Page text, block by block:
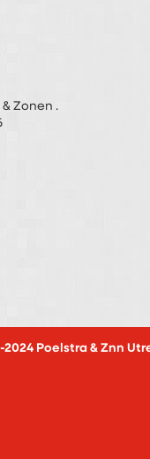
Zonen .
2024 Poelstra & Znn